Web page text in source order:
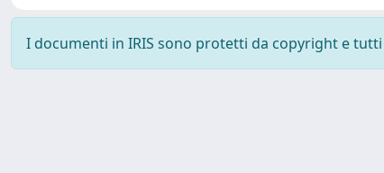
I documenti in IRIS sono protetti da copyright e